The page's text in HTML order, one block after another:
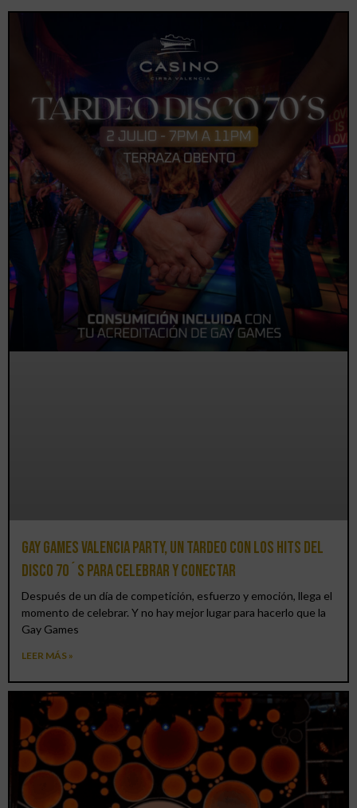
Gay Games Valencia Party, un tardeo con los hits del
DISCO 70´S para celebrar y conectar
Después de un día de competición, esfuerzo y emoción, llega el
momento de celebrar. Y no hay mejor lugar para hacerlo que la
Gay Games
LEER MÁS »